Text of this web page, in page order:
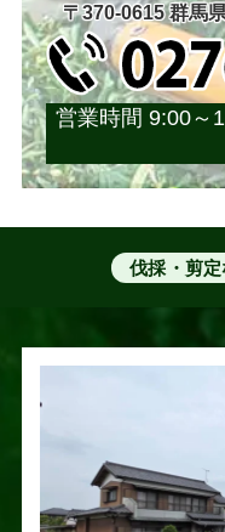
〒370-0615 群馬
営業時間 9:00～
伐採・剪